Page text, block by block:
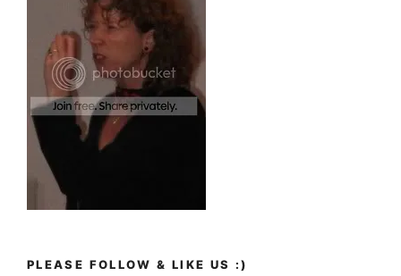
PLEASE FOLLOW & LIKE US :)